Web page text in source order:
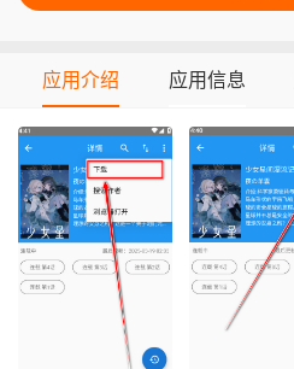
应用介绍 应用信息